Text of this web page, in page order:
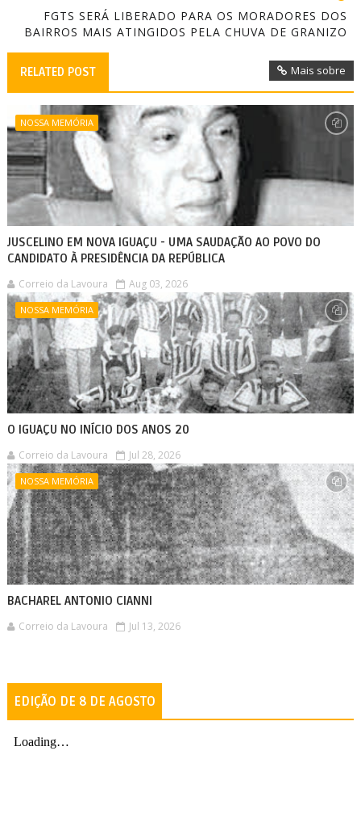
FGTS SERÁ LIBERADO PARA OS MORADORES DOS
BAIRROS MAIS ATINGIDOS PELA CHUVA DE GRANIZO
RELATED POST Mais sobre
NOSSA MEMÓRIA
JUSCELINO EM NOVA IGUAÇU - UMA SAUDAÇÃO AO POVO DO
CANDIDATO À PRESIDÊNCIA DA REPÚBLICA
Correio da Lavoura Aug 03, 2026
NOSSA MEMÓRIA
O IGUAÇU NO INÍCIO DOS ANOS 20
Correio da Lavoura Jul 28, 2026
NOSSA MEMÓRIA
BACHAREL ANTONIO CIANNI
Correio da Lavoura Jul 13, 2026
EDIÇÃO DE 8 DE AGOSTO